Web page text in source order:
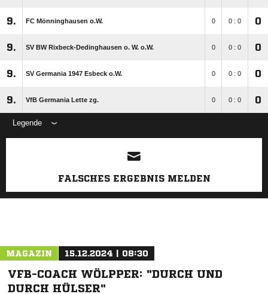
9. FC Mönninghausen o.W. 0 0 : 0 0
9. SV BW Rixbeck-Dedinghausen o. W. o.W. 0 0 : 0 0
9. SV Germania 1947 Esbeck o.W. 0 0 : 0 0
9. VfB Germania Lette zg. 0 0 : 0 0
Legende
ANZEIGE
FALSCHES ERGEBNIS MELDEN
MAGAZIN 15.12.2024 | 08:30
VFB-COACH WÖLPPER: "DURCH UND
DURCH HÜLSER"